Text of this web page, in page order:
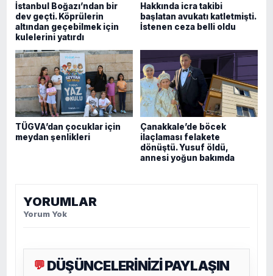
İstanbul Boğazı’ndan bir
dev geçti. Köprülerin
altından geçebilmek için
kulelerini yatırdı
Hakkında icra takibi
başlatan avukatı katletmişti.
İstenen ceza belli oldu
TÜGVA’dan çocuklar için
meydan şenlikleri
Çanakkale’de böcek
ilaçlaması felakete
dönüştü. Yusuf öldü,
annesi yoğun bakımda
YORUMLAR
Yorum Yok
💬 DÜŞÜNCELERİNİZİ PAYLAŞIN